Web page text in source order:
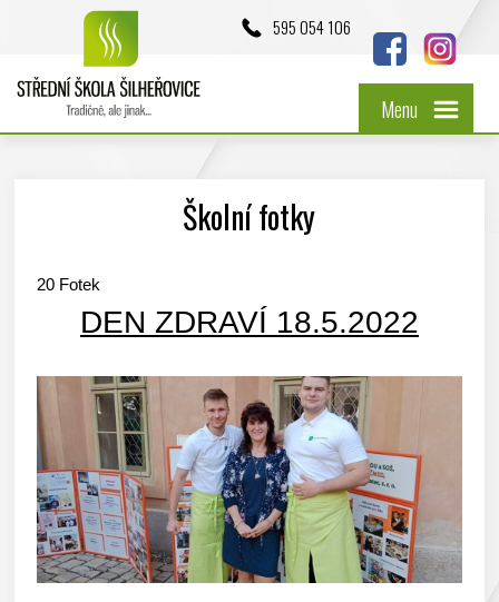
595 054 106
Menu
Školní fotky
20 Fotek
DEN ZDRAVÍ 18.5.2022